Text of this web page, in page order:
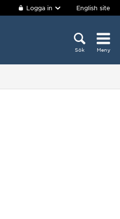
Logga in English site
Sök Meny